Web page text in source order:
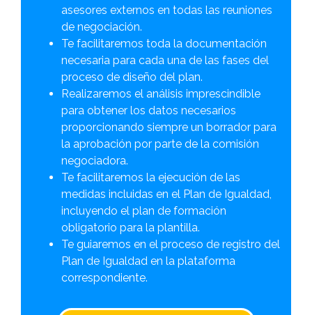
asesores externos en todas las reuniones
de negociación.
Te facilitaremos toda la documentación
necesaria para cada una de las fases del
proceso de diseño del plan.
Realizaremos el análisis imprescindible
para obtener los datos necesarios
proporcionando siempre un borrador para
la aprobación por parte de la comisión
negociadora.
Te facilitaremos la ejecución de las
medidas incluidas en el Plan de Igualdad,
incluyendo el plan de formación
obligatorio para la plantilla.
Te guiaremos en el proceso de registro del
Plan de Igualdad en la plataforma
correspondiente.